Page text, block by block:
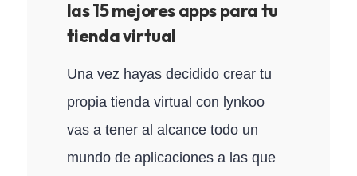
las 15 mejores apps para tu
tienda virtual
Una vez hayas decidido crear tu
propia tienda virtual con lynkoo
vas a tener al alcance todo un
mundo de aplicaciones a las que